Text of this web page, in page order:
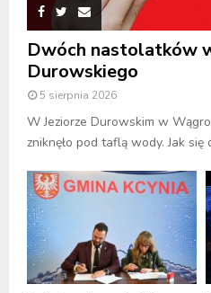
Dwóch nastolatków
Durowskiego
5 sierpnia 2026
W Jeziorze Durowskim w
zniknęło pod taflą wody. Jak się